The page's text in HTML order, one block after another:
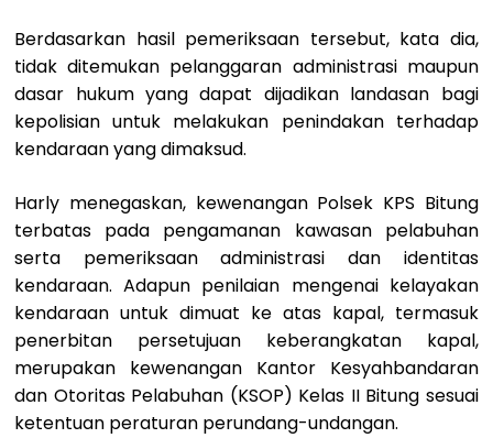
Berdasarkan hasil pemeriksaan tersebut, kata dia,
tidak ditemukan pelanggaran administrasi maupun
dasar hukum yang dapat dijadikan landasan bagi
kepolisian untuk melakukan penindakan terhadap
kendaraan yang dimaksud.
Harly menegaskan, kewenangan Polsek KPS Bitung
terbatas pada pengamanan kawasan pelabuhan
serta pemeriksaan administrasi dan identitas
kendaraan. Adapun penilaian mengenai kelayakan
kendaraan untuk dimuat ke atas kapal, termasuk
penerbitan persetujuan keberangkatan kapal,
merupakan kewenangan Kantor Kesyahbandaran
dan Otoritas Pelabuhan (KSOP) Kelas II Bitung sesuai
ketentuan peraturan perundang-undangan.